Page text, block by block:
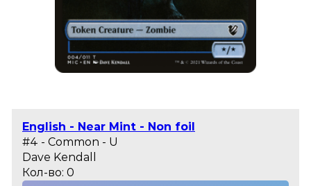
English - Near Mint - Non foil
#4 - Common - U
Dave Kendall
Кол-во: 0